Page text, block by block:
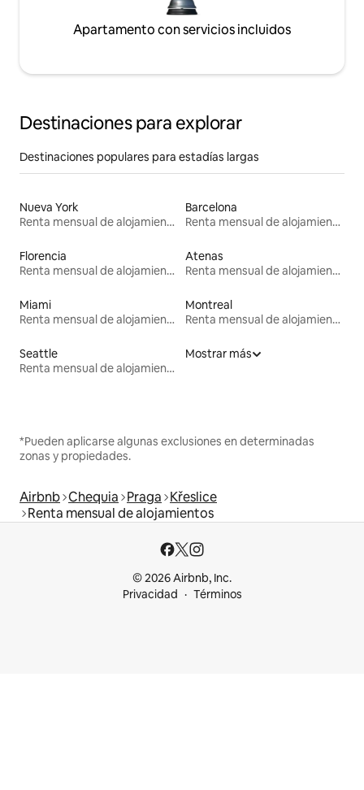
Apartamento con servicios incluidos
Destinaciones para explorar
Destinaciones populares para estadías largas
Nueva York
Renta mensual de alojamientos
Barcelona
Renta mensual de alojamientos
Florencia
Renta mensual de alojamientos
Atenas
Renta mensual de alojamientos
Miami
Renta mensual de alojamientos
Montreal
Renta mensual de alojamientos
Seattle
Renta mensual de alojamientos
Mostrar más
*Pueden aplicarse algunas exclusiones en determinadas
zonas y propiedades.
Airbnb Chequia Praga Křeslice
Renta mensual de alojamientos
© 2026 Airbnb, Inc.
Privacidad
Términos